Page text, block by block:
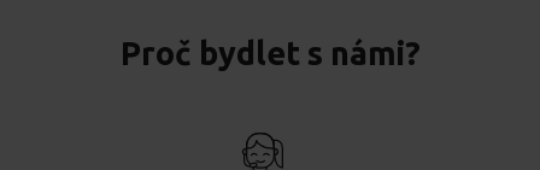
Proč bydlet s námi?